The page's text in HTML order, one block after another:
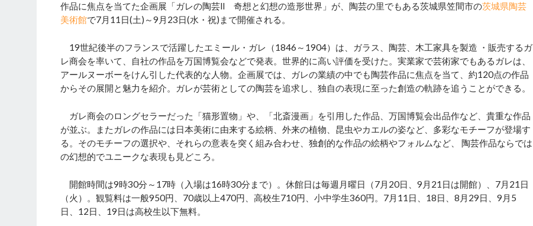
作品に焦点を当てた企画展「ガレの陶芸Ⅱ 奇想と幻想の造形世界」が、陶芸の里でもある茨城県笠間市の茨城県陶芸
美術館で7月11日(土)～9月23日(水・祝)まで開催される。
19世紀後半のフランスで活躍したエミール・ガレ（1846～1904）は、ガラス、陶芸、木工家具を製造 ・販売するガ
レ商会を率いて、自社の作品を万国博覧会などで発表。世界的に高い評価を受けた。実業家で芸術家でもあるガレは、
アールヌーボーをけん引した代表的な人物。企画展では、ガレの業績の中でも陶芸作品に焦点を当て、約120点の作品
からその展開と魅力を紹介。ガレが芸術としての陶芸を追求し、独自の表現に至った創造の軌跡を追うことができる。
ガレ商会のロングセラーだった「猫形置物」や、「北斎漫画」を引用した作品、万国博覧会出品作など、貴重な作品
が並ぶ。またガレの作品には日本美術に由来する絵柄、外来の植物、昆虫やカエルの姿など、多彩なモチーフが登場す
る。そのモチーフの選択や、それらの意表を突く組み合わせ、独創的な作品の絵柄やフォルムなど、 陶芸作品ならでは
の幻想的でユニークな表現も見どころ。
開館時間は9時30分～17時（入場は16時30分まで）。休館日は毎週月曜日（7月20日、9月21日は開館）、7月21日
（火）。観覧料は一般950円、70歳以上470円、高校生710円、小中学生360円。7月11日、18日、8月29日、9月5
日、12日、19日は高校生以下無料。